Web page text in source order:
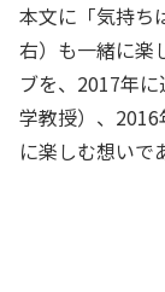
本文に「気持ち
右）も一緒に楽
ブを、2017年
学教授）、2016
に楽しむ想いで